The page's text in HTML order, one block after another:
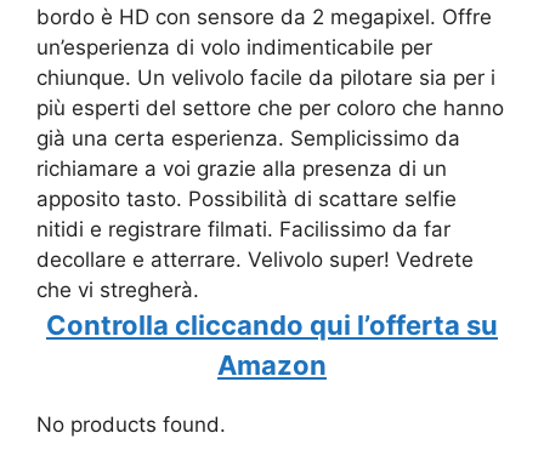
bordo è HD con sensore da 2 megapixel. Offre
un’esperienza di volo indimenticabile per
chiunque. Un velivolo facile da pilotare sia per i
più esperti del settore che per coloro che hanno
già una certa esperienza. Semplicissimo da
richiamare a voi grazie alla presenza di un
apposito tasto. Possibilità di scattare selfie
nitidi e registrare filmati. Facilissimo da far
decollare e atterrare. Velivolo super! Vedrete
che vi stregherà.
Controlla cliccando qui l’offerta su
Amazon
No products found.